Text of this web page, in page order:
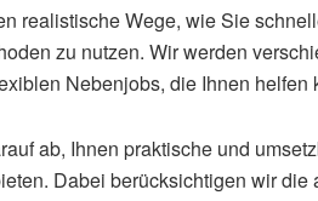
realistische Wege, wie Sie
zu nutzen. Wir werden
Nebenjobs, die Ihnen
ab, Ihnen praktische und
Dabei berücksichtigen wir